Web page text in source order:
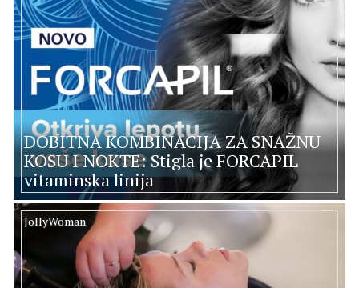
DOBITNA KOMBINACIJA ZA SNAŽNU
KOSU I NOKTE: Stigla je FORCAPIL
vitaminska linija
JollyWoman